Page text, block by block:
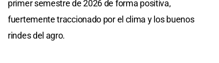
primer semestre de 2026 de forma positiva,
fuertemente traccionado por el clima y los buenos
rindes del agro.